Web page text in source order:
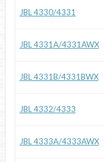
JBL 4330/4331
JBL 4331A/4331AWX
JBL 4331B/4331BWX
JBL 4332/4333
JBL 4333A/4333AWX